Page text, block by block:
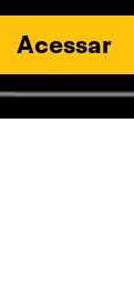
Acessar